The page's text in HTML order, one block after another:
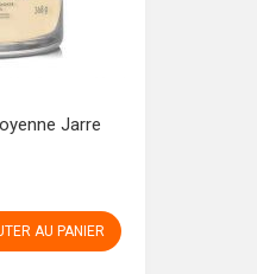
Jarre
AU PANIER